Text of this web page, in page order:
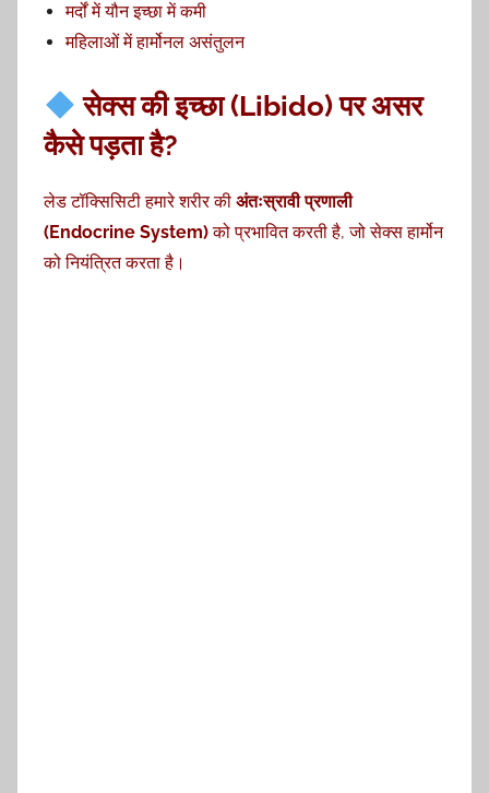
मर्दों में यौन इच्छा में कमी
महिलाओं में हार्मोनल असंतुलन
सेक्स की इच्छा (Libido) पर असर
कैसे पड़ता है?
लेड टॉक्सिसिटी हमारे शरीर की अंतःस्रावी प्रणाली
(Endocrine System)को प्रभावित करती है, जो सेक्स हार्मोन
को नियंत्रित करता है।